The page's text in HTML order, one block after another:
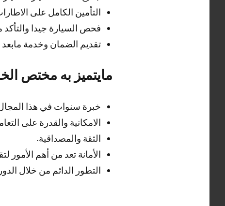
التأمين الكامل على
فحص السيارة جيدا والتأكد
تقديم الضمان وخدمة مابعد
مايتميز به مختص
خبرة سنوات في هذا
الامكانية والقدرة على
الثقة والمصداقية.
الأمانة تعد من أهم الأمور
التطور الدائم من خلال